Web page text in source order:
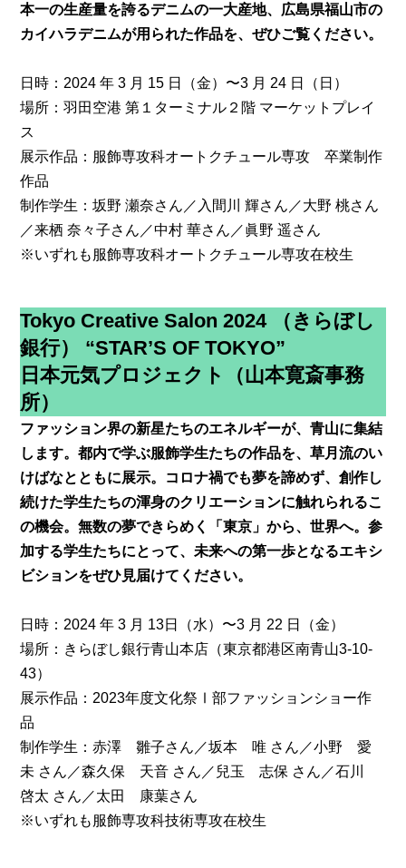
本一の生産量を誇るデニムの一大産地、広島県福山市の
カイハラデニムが用られた作品を、ぜひご覧ください。
日時：2024 年 3 月 15 日（金）〜3 月 24 日（日）
場所：羽田空港 第１ターミナル２階 マーケットプレイ
ス
展示作品：服飾専攻科オートクチュール専攻 卒業制作
作品
制作学生：坂野 瀬奈さん／入間川 輝さん／大野 桃さん
／来栖 奈々子さん／中村 華さん／眞野 遥さん
※いずれも服飾専攻科オートクチュール専攻在校生
Tokyo Creative Salon 2024 （きらぼし
銀行） “STAR’S OF TOKYO”
日本元気プロジェクト（山本寛斎事務
所）
ファッション界の新星たちのエネルギーが、青山に集結
します。都内で学ぶ服飾学生たちの作品を、草月流のい
けばなとともに展示。コロナ禍でも夢を諦めず、創作し
続けた学生たちの渾身のクリエーションに触れられるこ
の機会。無数の夢できらめく「東京」から、世界へ。参
加する学生たちにとって、未来への第一歩となるエキシ
ビションをぜひ見届けてください。
日時：2024 年 3 月 13日（水）〜3 月 22 日（金）
場所：きらぼし銀行青山本店（東京都港区南青山3-10-
43）
展示作品：2023年度文化祭Ⅰ部ファッションショー作
品
制作学生：赤澤 雛子さん／坂本 唯 さん／小野 愛
未 さん／森久保 天音 さん／兒玉 志保 さん／石川
啓太 さん／太田 康葉さん
※いずれも服飾専攻科技術専攻在校生